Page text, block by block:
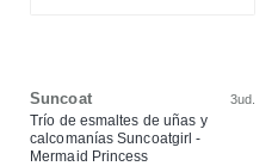
Suncoat 3ud.
Trío de esmaltes de uñas y
calcomanías Suncoatgirl -
Mermaid Princess